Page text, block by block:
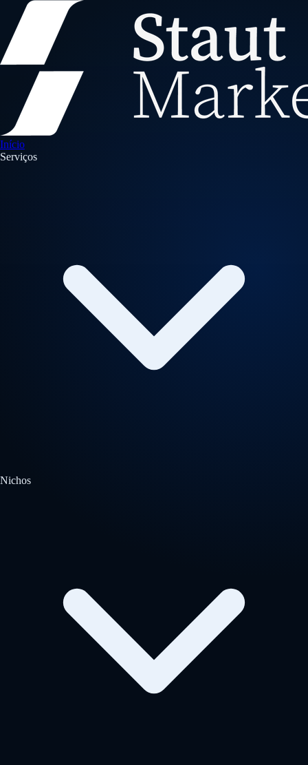
Início
Serviços
Nichos